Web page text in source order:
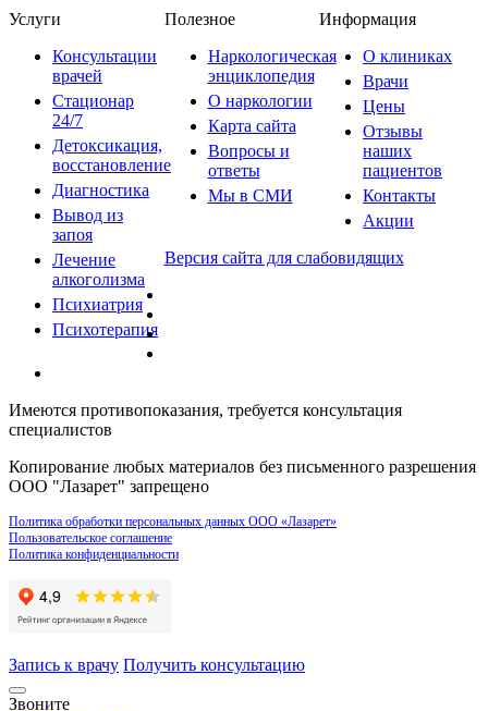
Услуги
Консультации
врачей
Стационар
24/7
Детоксикация,
восстановление
Диагностика
Вывод из
запоя
Лечение
алкоголизма
Психиатрия
Психотерапия
Полезное
Наркологическая
энциклопедия
О наркологии
Карта сайта
Вопросы и
ответы
Мы в СМИ
Информация
О клиниках
Врачи
Цены
Отзывы
наших
пациентов
Контакты
Акции
Версия сайта для слабовидящих
Имеются противопоказания, требуется консультация
специалистов
Копирование любых материалов без письменного разрешения
ООО "Лазарет" запрещено
Политика обработки персональных данных ООО «Лазарет»
Пользовательское соглашение
Политика конфиденциальности
Запись к врачу Получить консультацию
Звоните